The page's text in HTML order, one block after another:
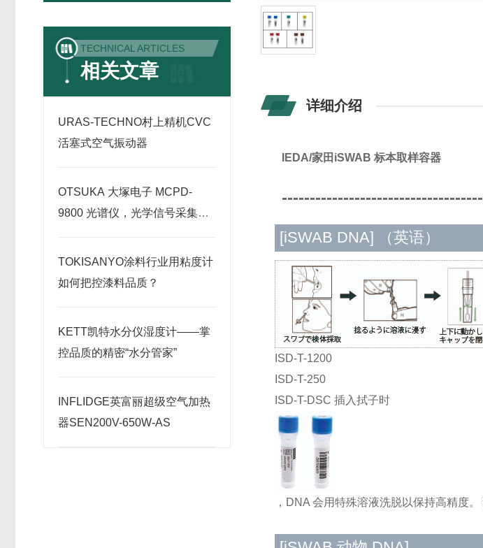
TECHNICAL ARTICLES
相关文章
URAS-TECHNO村上精机CVC
活塞式空气振动器
OTSUKA 大塚电子 MCPD-
9800 光谱仪，光学信号采集原
TOKISANYO涂料行业用粘度计
如何把控漆料品质？
KETT凯特水分仪湿度计——掌
控品质的精密“水分管家”
INFLIDGE英富丽超级空气加热
器SEN200V-650W-AS
详细介绍
IEDA/家田iSWAB 标本取样容器
[iSWAB DNA] （英语）
ISD-T-1200
ISD-T-250
ISD-T-DSC 插入拭子时
，DNA 会用特殊溶液洗脱以保持高精度